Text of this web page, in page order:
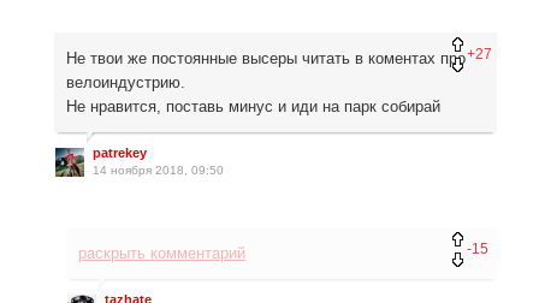
+27
Не твои же постоянные высеры читать в коментах про
велоиндустрию.
Не нравится, поставь минус и иди на парк собирай
patrekey
14 ноября 2018, 09:50
-15
раскрыть комментарий
tazhate